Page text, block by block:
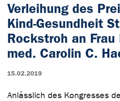
Verleihung des
Kind-Gesundheit
Rockstroh an Frau
med. Carolin C.
15.02.2019
Anlässlich des Kongresses